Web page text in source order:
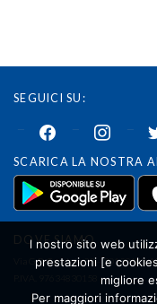
SEGUICI SU:
facebook instagram
SCARICA LA NOSTRA
DOVE SIAMO
Via G.B. Cassinis 33 – 20139
l nostro sito web
prestazioni [e
migliore
Per maggiori